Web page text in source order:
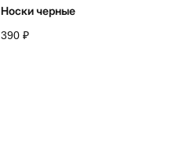
Носки черные
390 ₽